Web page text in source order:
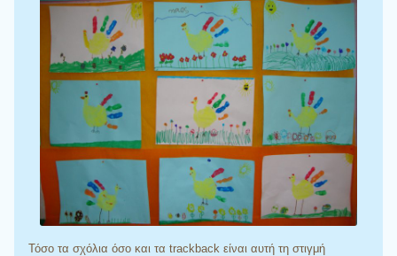
Τόσο τα σχόλια όσο και τα trackback είναι αυτή τη στιγμή